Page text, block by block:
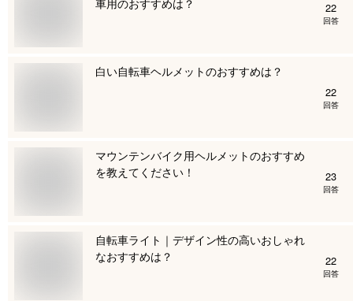
22
回答
白い自転車ヘルメットのおすすめは？
22
回答
マウンテンバイク用ヘルメットのおすすめ
を教えてください！
23
回答
自転車ライト｜デザイン性の高いおしゃれ
なおすすめは？
22
回答